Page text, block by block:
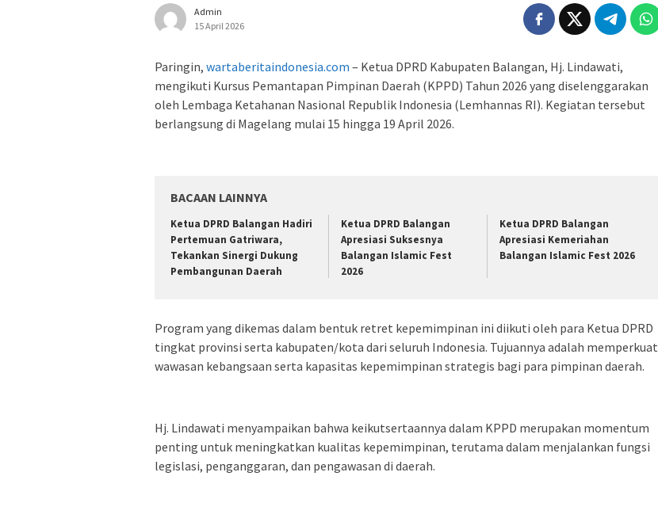
Admin
15 April 2026
Paringin, wartaberitaindonesia.com – Ketua DPRD Kabupaten Balangan, Hj. Lindawati,
mengikuti Kursus Pemantapan Pimpinan Daerah (KPPD) Tahun 2026 yang diselenggarakan
oleh Lembaga Ketahanan Nasional Republik Indonesia (Lemhannas RI). Kegiatan tersebut
berlangsung di Magelang mulai 15 hingga 19 April 2026.
BACAAN LAINNYA
Ketua DPRD Balangan Hadiri
Pertemuan Gatriwara,
Tekankan Sinergi Dukung
Pembangunan Daerah
Ketua DPRD Balangan
Apresiasi Suksesnya
Balangan Islamic Fest
2026
Ketua DPRD Balangan
Apresiasi Kemeriahan
Balangan Islamic Fest 2026
Program yang dikemas dalam bentuk retret kepemimpinan ini diikuti oleh para Ketua DPRD
tingkat provinsi serta kabupaten/kota dari seluruh Indonesia. Tujuannya adalah memperkuat
wawasan kebangsaan serta kapasitas kepemimpinan strategis bagi para pimpinan daerah.
Hj. Lindawati menyampaikan bahwa keikutsertaannya dalam KPPD merupakan momentum
penting untuk meningkatkan kualitas kepemimpinan, terutama dalam menjalankan fungsi
legislasi, penganggaran, dan pengawasan di daerah.